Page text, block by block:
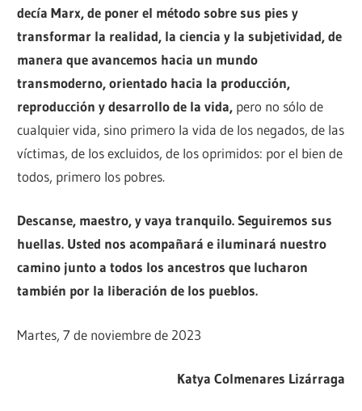
decía Marx, de poner el método sobre sus pies y
transformar la realidad, la ciencia y la subjetividad, de
manera que avancemos hacia un mundo
transmoderno, orientado hacia la producción,
reproducción y desarrollo de la vida, pero no sólo de
cualquier vida, sino primero la vida de los negados, de las
víctimas, de los excluidos, de los oprimidos: por el bien de
todos, primero los pobres.
Descanse, maestro, y vaya tranquilo. Seguiremos sus
huellas. Usted nos acompañará e iluminará nuestro
camino junto a todos los ancestros que lucharon
también por la liberación de los pueblos.
Martes, 7 de noviembre de 2023
Katya Colmenares Lizárraga